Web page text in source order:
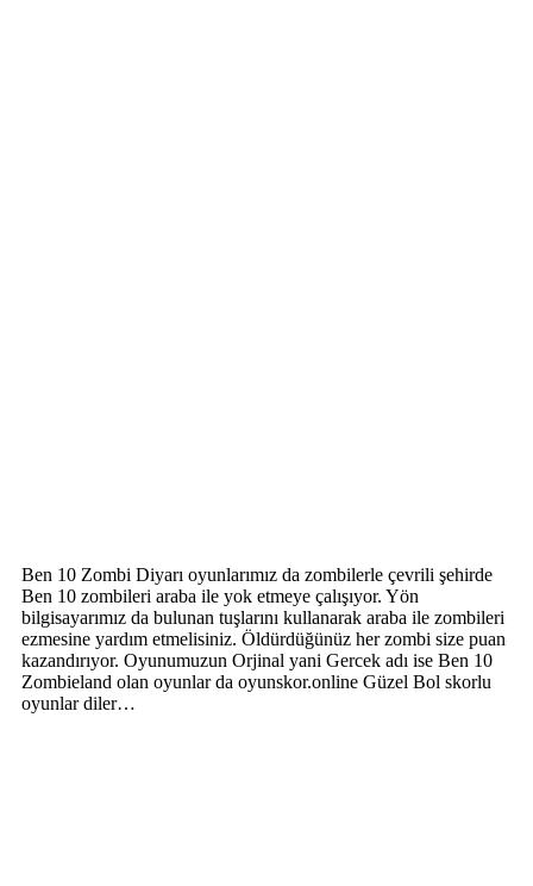
Ben 10 Zombi Diyarı oyunlarımız da zombilerle çevrili şehirde
Ben 10 zombileri araba ile yok etmeye çalışıyor. Yön
bilgisayarımız da bulunan tuşlarını kullanarak araba ile zombileri
ezmesine yardım etmelisiniz. Öldürdüğünüz her zombi size puan
kazandırıyor. Oyunumuzun Orjinal yani Gercek adı ise Ben 10
Zombieland olan oyunlar da oyunskor.online Güzel Bol skorlu
oyunlar diler…